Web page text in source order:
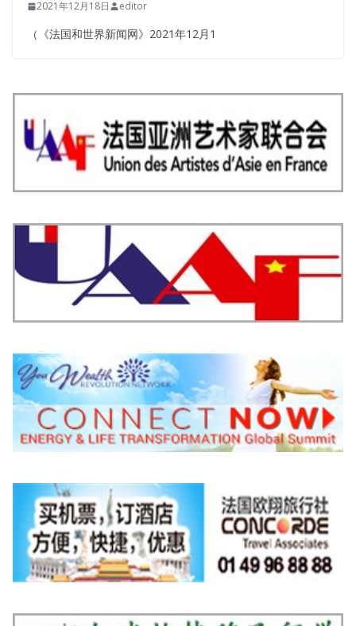
2021年12月18日 editor
（《法国和世界新闻网》2021年12月1